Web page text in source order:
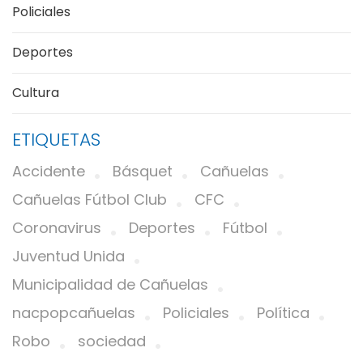
Policiales
Deportes
Cultura
ETIQUETAS
Accidente Básquet
Cañuelas
Cañuelas Fútbol Club
CFC
Coronavirus
Deportes
Fútbol
Juventud Unida
Municipalidad de Cañuelas
nacpopcañuelas
Policiales
Política
Robo
sociedad